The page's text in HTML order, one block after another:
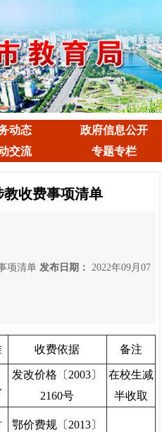
动态
政府信息公开
交流 专题专栏
教收费事项清单
项清单 发布日期：
2022年09月07
收费依据 备注
发改价格〔2003〕
2160号
在校生减
半收取
鄂价费规〔2013〕